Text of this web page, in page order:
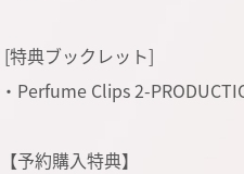
[特典ブックレット]
・Perfume Clips 2-
【予約購入特典】